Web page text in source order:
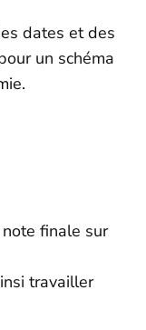
dates et des
un schéma
finale sur
travailler